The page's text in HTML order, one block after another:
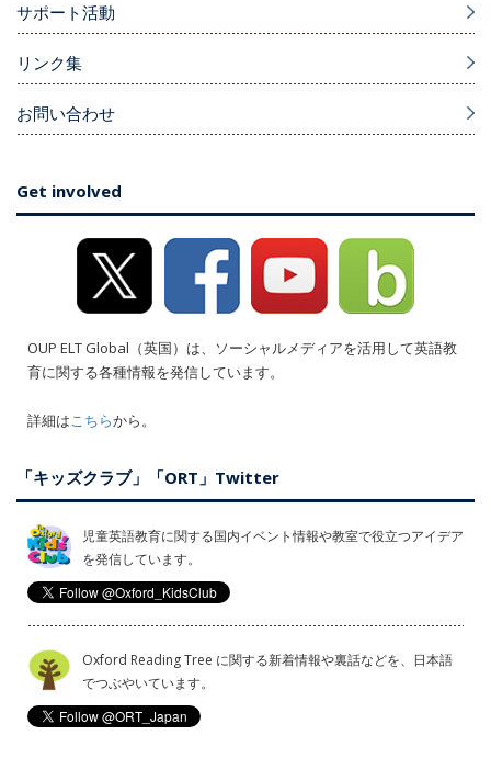
サポート活動
リンク集
お問い合わせ
Get involved
OUP ELT Global（英国）は、ソーシャルメディアを活用して英語教
育に関する各種情報を発信しています。
詳細はこちらから。
「キッズクラブ」「ORT」Twitter
児童英語教育に関する国内イベント情報や教室で役立つアイデア
を発信しています。
Oxford Reading Tree に関する新着情報や裏話などを、日本語
でつぶやいています。